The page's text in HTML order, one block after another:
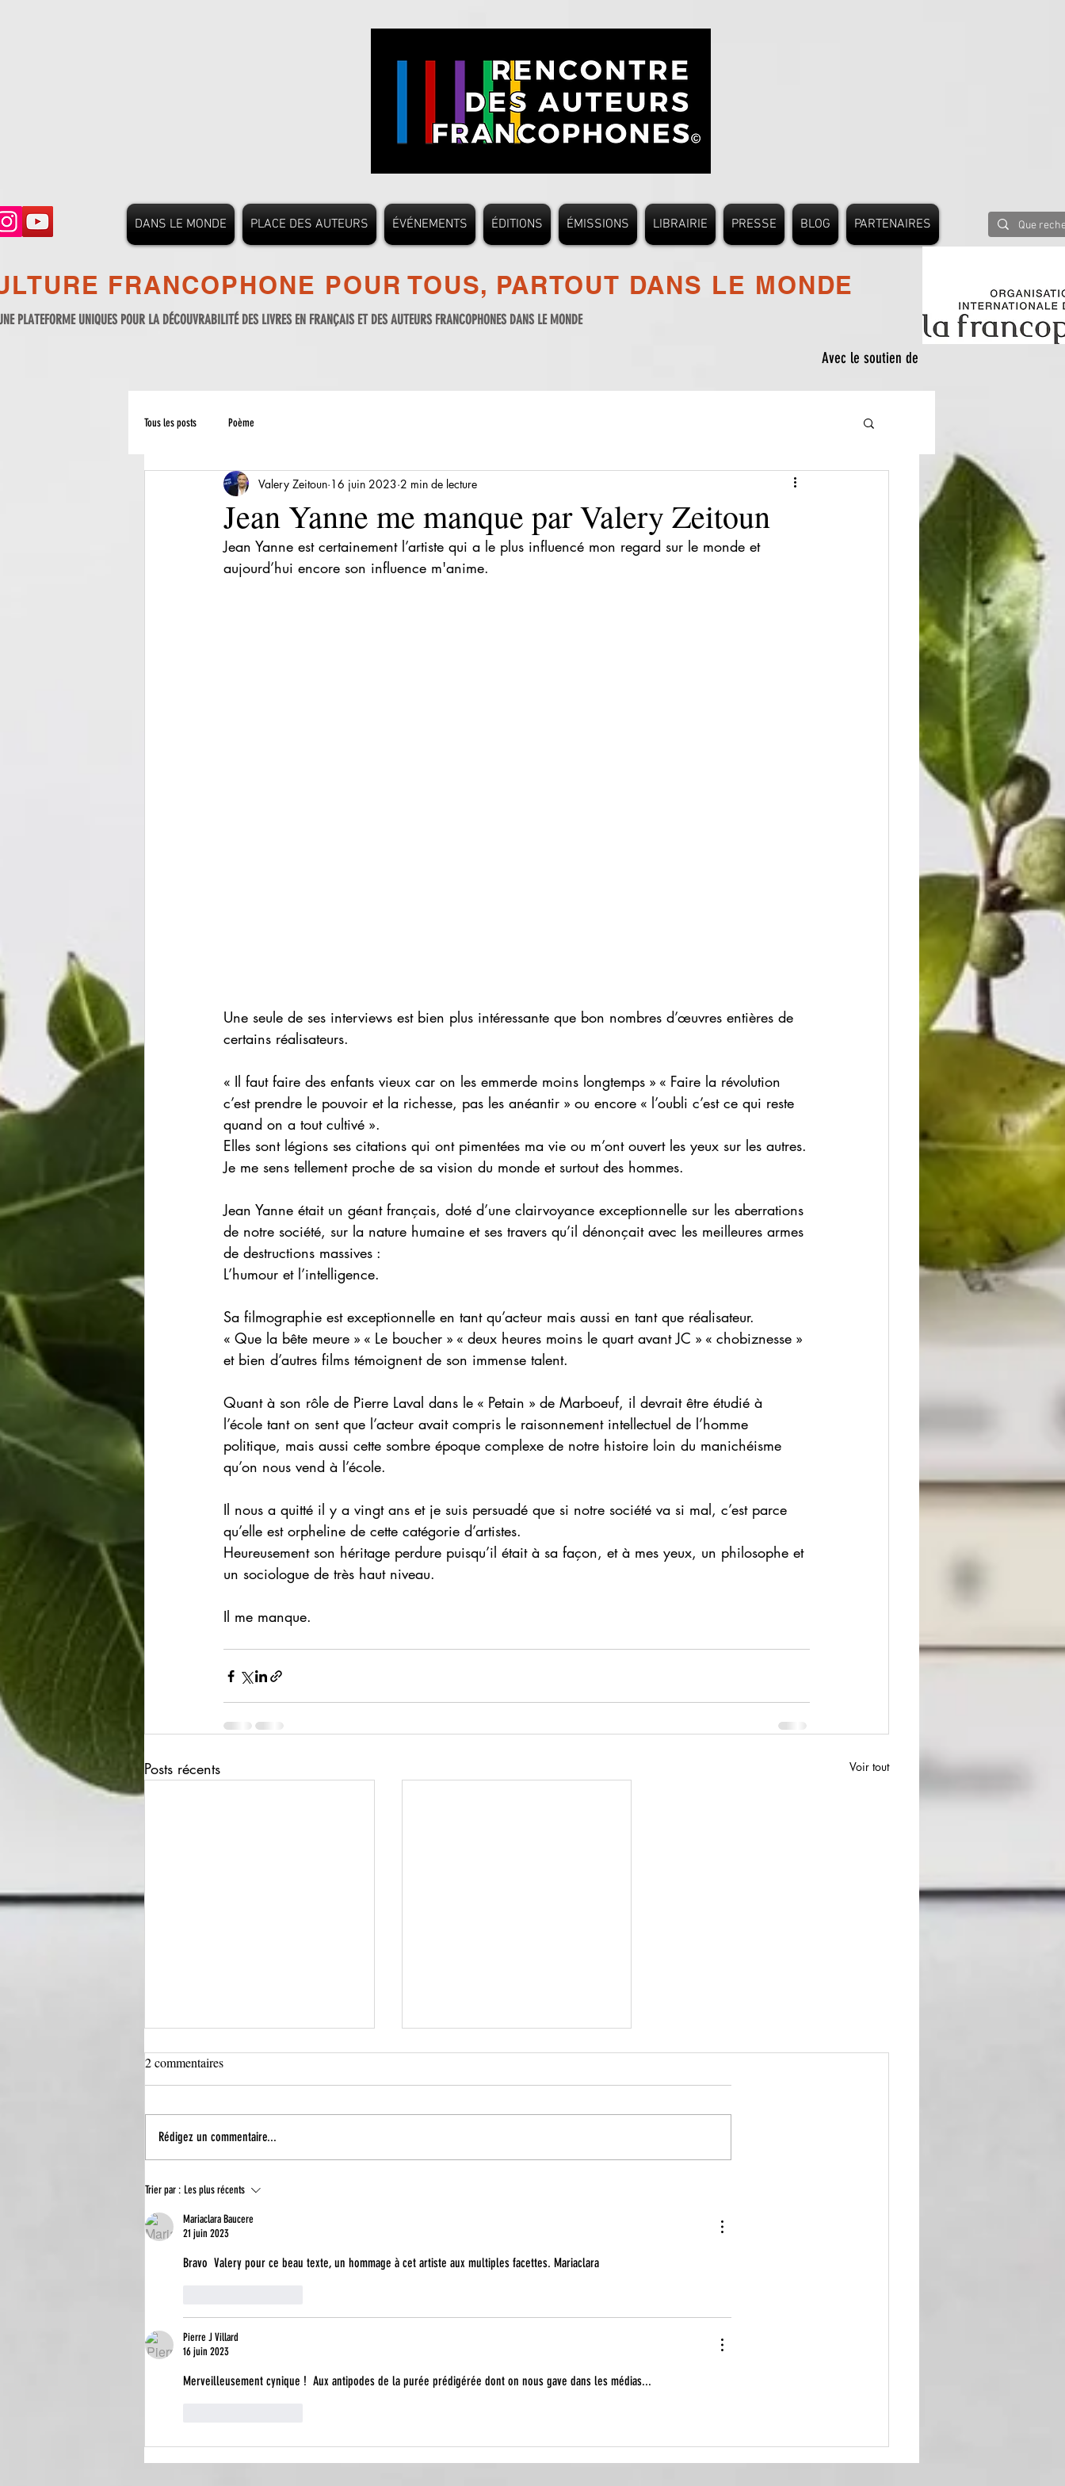
DANS LE MONDE PLACE DES AUTEURS ÉVÉNEMENTS ÉDITIONS ÉMISSIONS LIBRAIRIE PRESSE BLOG PARTENAIRES
FRANCOPHONE POUR TOUS, PARTOUT DANS LE MONDE
PLATEFORME UNIQUES POUR LA DÉCOUVRABILITÉ DES LIVRES EN FRANÇAIS ET DES AUTEURS FRANCOPHONES DANS LE MONDE
Avec le soutien de
Tous les posts Poème
Jean Yanne me manque par Valery Zeitoun
Valery Zeitoun 16 juin 2023 2 min de lecture
Jean Yanne est certainement l’artiste qui a le plus influencé mon regard sur le monde et
aujourd’hui encore son influence m'anime.
Une seule de ses interviews est bien plus intéressante que bon nombres d’œuvres entières de
certains réalisateurs.
« Il faut faire des enfants vieux car on les emmerde moins longtemps » « Faire la révolution
c’est prendre le pouvoir et la richesse, pas les anéantir » ou encore « l’oubli c’est ce qui reste
quand on a tout cultivé ».
Elles sont légions ses citations qui ont pimentées ma vie ou m’ont ouvert les yeux sur les autres.
Je me sens tellement proche de sa vision du monde et surtout des hommes.
Jean Yanne était un géant français, doté d’une clairvoyance exceptionnelle sur les aberrations
de notre société, sur la nature humaine et ses travers qu’il dénonçait avec les meilleures armes
de destructions massives :
L’humour et l’intelligence.
Sa filmographie est exceptionnelle en tant qu’acteur mais aussi en tant que réalisateur.
« Que la bête meure » « Le boucher » « deux heures moins le quart avant JC » « chobiznesse »
et bien d’autres films témoignent de son immense talent.
Quant à son rôle de Pierre Laval dans le « Petain » de Marboeuf, il devrait être étudié à
l’école tant on sent que l’acteur avait compris le raisonnement intellectuel de l’homme
politique, mais aussi cette sombre époque complexe de notre histoire loin du manichéisme
qu’on nous vend à l’école.
Il nous a quitté il y a vingt ans et je suis persuadé que si notre société va si mal, c’est parce
qu’elle est orpheline de cette catégorie d’artistes.
Heureusement son héritage perdure puisqu’il était à sa façon, et à mes yeux, un philosophe et
un sociologue de très haut niveau.
Il me manque.
Posts récents Voir tout
L'AGORA... NOUVELLE
2 commentaires
Rédigez un commentaire...
Trier par : Les plus récents
Mariaclara Baucere
21 juin 2023
Bravo  Valery pour ce beau texte, un hommage à cet artiste aux multiples facettes. Mariaclara
Pierre J Villard
16 juin 2023
Merveilleusement cynique !  Aux antipodes de la purée prédigérée dont on nous gave dans les médias...